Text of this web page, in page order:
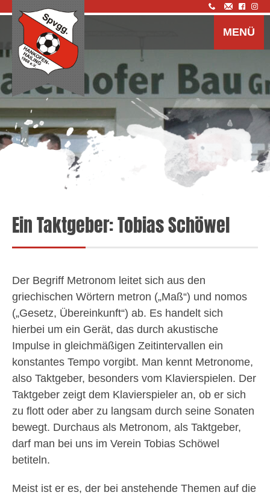
MENÜ
Ein Taktgeber: Tobias Schöwel
Der Begriff Metronom leitet sich aus den
griechischen Wörtern metron („Maß“) und nomos
(„Gesetz, Übereinkunft“) ab. Es handelt sich
hierbei um ein Gerät, das durch akustische
Impulse in gleichmäßigen Zeitintervallen ein
konstantes Tempo vorgibt. Man kennt Metronome,
also Taktgeber, besonders vom Klavierspielen. Der
Taktgeber zeigt dem Klavierspieler an, ob er sich
zu flott oder aber zu langsam durch seine Sonaten
bewegt. Durchaus als Metronom, als Taktgeber,
darf man bei uns im Verein Tobias Schöwel
betiteln.
Meist ist er es, der bei anstehende Themen auf die